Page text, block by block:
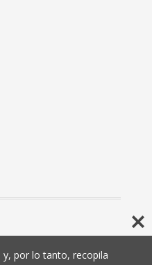
por lo tanto, recopila